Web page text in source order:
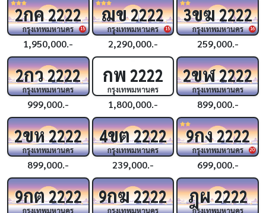
15
2กค2222
กรุงเทพมหานคร
1,950,000.-
15
ฌข2222
กรุงเทพมหานคร
2,290,000.-
16
3ขฆ2222
กรุงเทพมหานคร
259,000.-
2กว2222
กรุงเทพมหานคร
999,000.-
กพ 2222
กรุงเทพมหานคร
1,800,000.-
2ขฬ2222
กรุงเทพมหานคร
899,000.-
2ขห2222
กรุงเทพมหานคร
899,000.-
4ขต2222
กรุงเทพมหานคร
239,000.-
20
9กง2222
กรุงเทพมหานคร
699,000.-
9กต2222
กรุงเทพมหานคร
9กฆ2222
กรุงเทพมหานคร
ฎผ2222
กรุงเทพมหานคร